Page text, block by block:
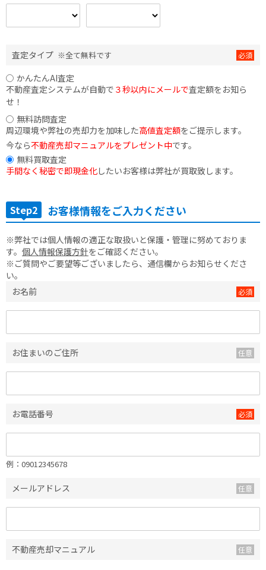
査定タイプ ※全て無料です
かんたんAI査定
不動産査定システムが自動で ３秒以内にメールで査定額をお知ら
せ！
無料訪問査定
周辺環境や弊社の売却力を加味した高値査定額をご提示します。
今なら不動産売却マニュアルをプレゼント中です。
無料買取査定
手間なく秘密で即現金化したいお客様は弊社が買取致します。
Step2 お客様情報をご入力ください
※弊社では個人情報の適正な取扱いと保護・管理に努めておりま
す。 個人情報保護方針をご確認ください。
※ご質問やご要望等ございましたら、通信欄からお知らせくださ
い。
お名前
お住まいのご住所
お電話番号
例：09012345678
メールアドレス
不動産売却マニュアル